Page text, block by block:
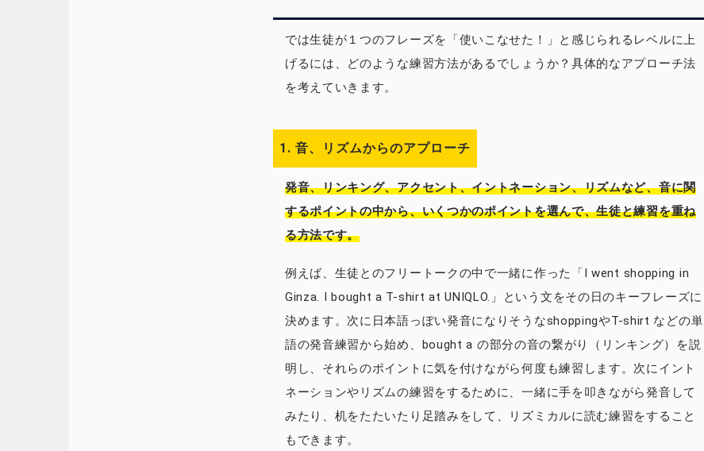
では生徒が１つのフレーズを「使いこなせた！」と感じられるレベルに上
げるには、どのような練習方法があるでしょうか？具体的なアプローチ法
を考えていきます。
1. 音、リズムからのアプローチ
発音、リンキング、アクセント、イントネーション、リズムなど、音に関
するポイントの中から、いくつかのポイントを選んで、生徒と練習を重ね
る方法です。
例えば、生徒とのフリートークの中で一緒に作った「I went shopping in
Ginza. I bought a T-shirt at UNIQLO.」という文をその日のキーフレーズに
決めます。次に日本語っぽい発音になりそうなshoppingやT-shirt などの単
語の発音練習から始め、bought a の部分の音の繋がり（リンキング）を説
明し、それらのポイントに気を付けながら何度も練習します。次にイント
ネーションやリズムの練習をするために、一緒に手を叩きながら発音して
みたり、机をたたいたり足踏みをして、リズミカルに読む練習をすること
もできます。